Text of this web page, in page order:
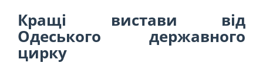
Кращі вистави від
Одеського державного
цирку